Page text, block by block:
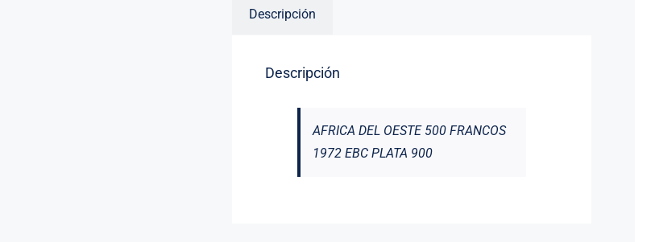
Descripción
Descripción
AFRICA DEL OESTE 500 FRANCOS
1972 EBC PLATA 900